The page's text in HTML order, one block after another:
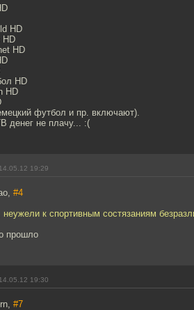
HD
HD
HD
HD
HD
футбол и пр. включают).
денег не плачу... :(
19:29
#4
к спортивным состязаниям
прошло
19:30
#7